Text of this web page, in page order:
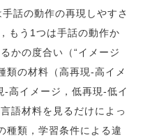
話の動作の再現しやすさ
もう1つは手話の動作か
かの度合い（“イメージ
類の材料（高再現-高イメ
高イメージ，低再現-低イ
語材料を見るだけによっ
種類，学習条件による違